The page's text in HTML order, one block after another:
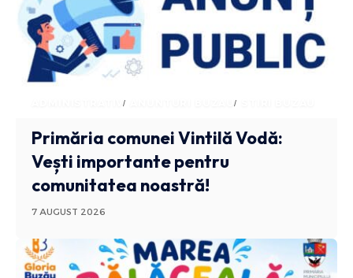
ADMINISTRATIV ANUNTURI BUZAU
Primăria comunei Vintilă Vodă:
Vești importante pentru
comunitatea noastră!
7 AUGUST 2026